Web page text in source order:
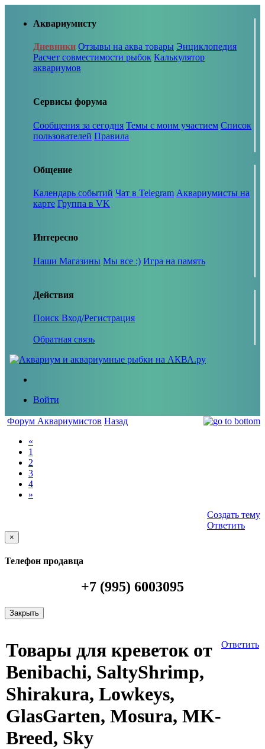
Аквариумисту
Дневники Отзывы на аква товары Энциклопедия
Расчет совместимости рыбок Калькулятор
аквариумов
Сервисы форума
Сообщения за сегодня Темы с моим участием Список
пользователей Правила
Общение
Календарь событий Чат в Telegram Аквариумисты на
карте Группа в VK
Интересно
Наши Магазины Мы все :) Игра на память
Действия
Поиск Вход/Регистрация
Обратная связь
Войти
Форум Аквариумистов Назад
«
1
2
3
4
»
Создать тему
Ответить
×
Телефон продавца
+7 (995) 6003095
Закрыть
Ответить
Товары для креветок от
Benibachi, SaltyShrimp,
Shirakura, Lowkeys,
GlasGarten, Mosura, MK-
Breed, Sky